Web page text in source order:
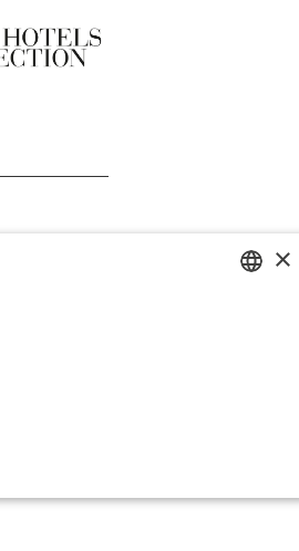
ITALIAN
×